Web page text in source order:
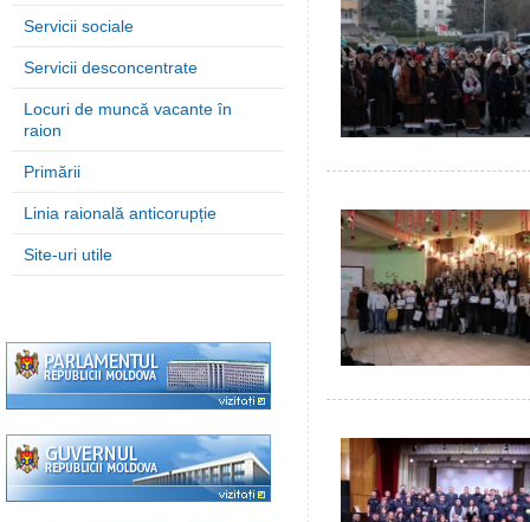
Servicii sociale
Servicii desconcentrate
Locuri de muncă vacante în
raion
Primării
Linia raională anticorupție
Site-uri utile